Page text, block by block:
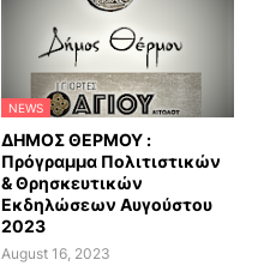
NEWS
ΔΗΜΟΣ ΘΕΡΜΟΥ :
Πρόγραμμα Πολιτιστικών
& Θρησκευτικών
Εκδηλώσεων Αυγούστου
2023
August 16, 2023